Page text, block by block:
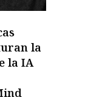
la
la IA